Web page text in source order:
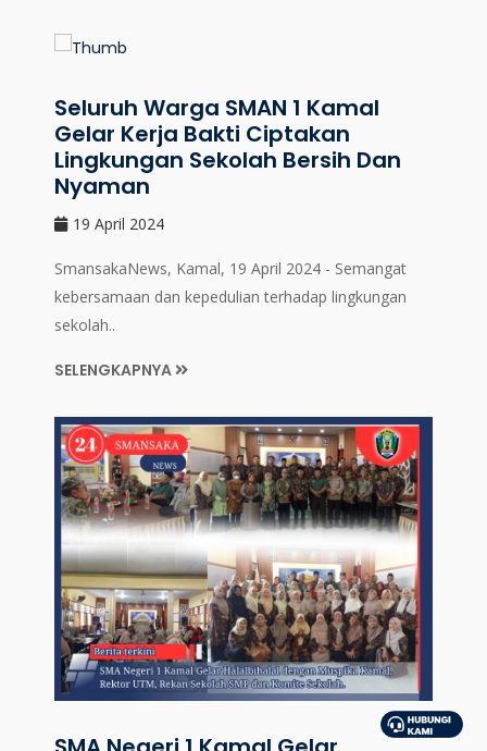
Seluruh Warga SMAN 1 Kamal
Gelar Kerja Bakti Ciptakan
Lingkungan Sekolah Bersih Dan
Nyaman
19 April 2024
SmansakaNews, Kamal, 19 April 2024 - Semangat
kebersamaan dan kepedulian terhadap lingkungan
sekolah..
SELENGKAPNYA